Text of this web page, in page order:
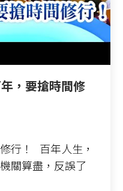
，要搶時間修
行！ 百年人生，
關算盡，反誤了